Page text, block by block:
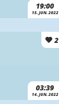
19:00
15. JUN. 2022
2
03:39
14. JUN. 2022